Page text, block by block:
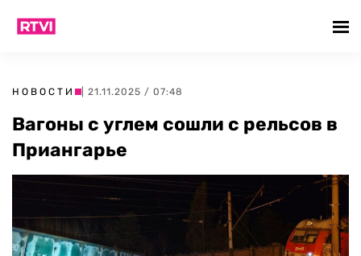
НОВОСТИ | 21.11.2025 / 07:48
Вагоны с углем сошли с рельсов в
Приангарье